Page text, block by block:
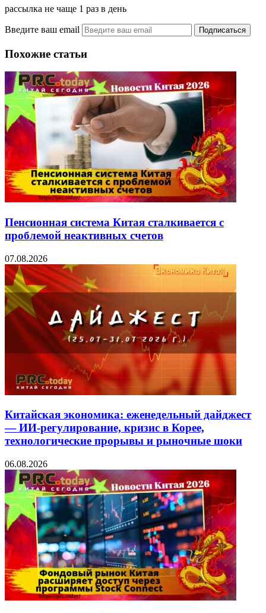
рассылка не чаще 1 раз в день
Введите ваш email
Похожие статьи
Пенсионная система Китая сталкивается с
проблемой неактивных счетов
07.08.2026
Китайская экономика: еженедельный дайджест
— ИИ-регулирование, кризис в Корее,
технологические прорывы и рыночные шоки
06.08.2026